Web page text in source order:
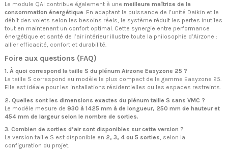
Le module QAI contribue également à une meilleure maîtrise de la
consommation énergétique. En adaptant la puissance de l’unité Daikin et le
débit des volets selon les besoins réels, le système réduit les pertes inutiles
tout en maintenant un confort optimal. Cette synergie entre performance
énergétique et santé de l’air intérieur illustre toute la philosophie d’Airzone :
allier efficacité, confort et durabilité.
Foire aux questions (FAQ)
1. À quoi correspond la taille S du plénum Airzone Easyzone 25 ?
La taille S correspond au modèle le plus compact de la gamme Easyzone 25.
Elle est idéale pour les installations résidentielles ou les espaces restreints.
2. Quelles sont les dimensions exactes du plénum taille S sans VMC ?
Le modèle mesure de 930 à 1425 mm à de longueur, 250 mm de hauteur et
454 mm de largeur selon le nombre de sorties.
3. Combien de sorties d’air sont disponibles sur cette version ?
La version taille S est disponible en 2, 3, 4 ou 5 sorties, selon la
configuration du projet.